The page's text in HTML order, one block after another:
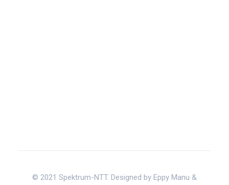
© 2021 Spektrum-NTT. Designed by Eppy Manu &